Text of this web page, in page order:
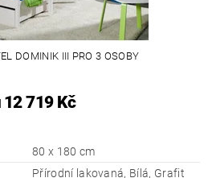
DOMINIK III PRO 3 OSOBY
12 719 Kč
80 x 180 cm
Přírodní lakovaná, Bílá, Grafit